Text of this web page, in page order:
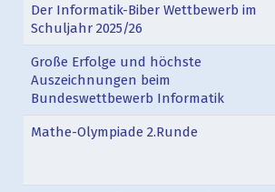
Der Informatik-Biber Wettbewerb im
Schuljahr 2025/26
Große Erfolge und höchste
Auszeichnungen beim
Bundeswettbewerb Informatik
Mathe-Olympiade 2.Runde